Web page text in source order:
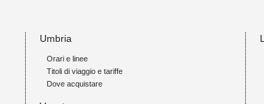
Umbria
Orari e linee
Titoli di viaggio e tariffe
Dove acquistare